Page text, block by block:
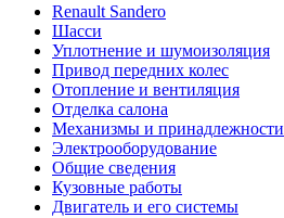
Renault Sandero
Шасси
Уплотнение и шумоизоляция
Привод передних колес
Отопление и вентиляция
Отделка салона
Механизмы и принадлежности
Электрооборудование
Общие сведения
Кузовные работы
Двигатель и его системы